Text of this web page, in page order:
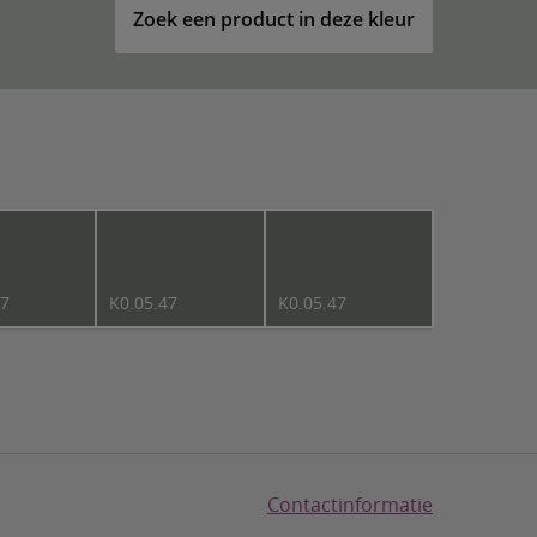
Zoek een product in deze kleur
K0.05.47 K0.05.47
Contactinformatie